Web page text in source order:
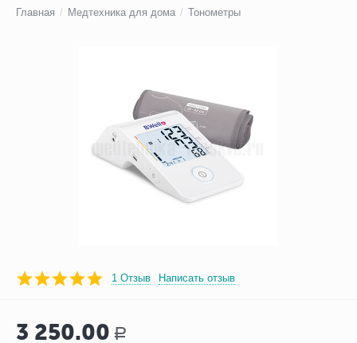
Главная / Медтехника для дома / Тонометры
1 Отзыв Написать отзыв
3 250.00 Р